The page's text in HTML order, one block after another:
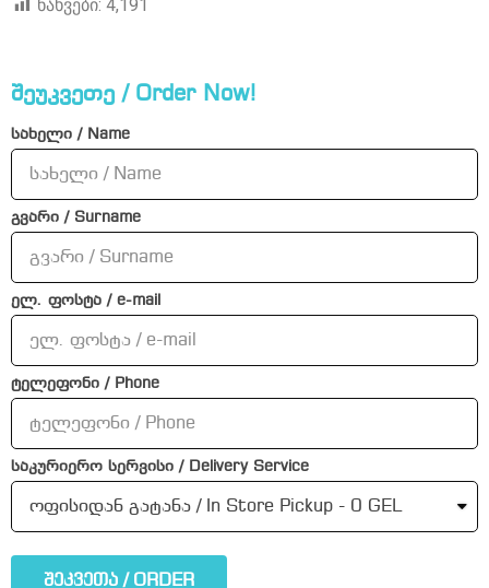
ნახვები: 4,191
შეუკვეთე / Order Now!
სახელი / Name
გვარი / Surname
ელ. ფოსტა / e-mail
ტელეფონი / Phone
საკურიერო სერვისი / Delivery Service
შეკვეთა / ORDER